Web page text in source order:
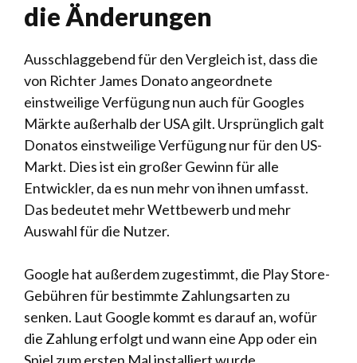
die Änderungen
Ausschlaggebend für den Vergleich ist, dass die
von Richter James Donato angeordnete
einstweilige Verfügung nun auch für Googles
Märkte außerhalb der USA gilt. Ursprünglich galt
Donatos einstweilige Verfügung nur für den US-
Markt. Dies ist ein großer Gewinn für alle
Entwickler, da es nun mehr von ihnen umfasst.
Das bedeutet mehr Wettbewerb und mehr
Auswahl für die Nutzer.
Google hat außerdem zugestimmt, die Play Store-
Gebühren für bestimmte Zahlungsarten zu
senken. Laut Google kommt es darauf an, wofür
die Zahlung erfolgt und wann eine App oder ein